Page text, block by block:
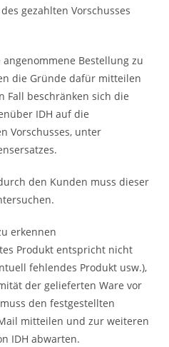
gezahlten Vorschusses
Bestellung zu
die Gründe dafür mitteilen
Fall beschränken sich die
IDH auf die
Vorschusses, unter
den Kunden muss dieser
erkennen
Produkt entspricht nicht
fehlendes Produkt usw.),
der gelieferten Ware vor
den festgestellten
mitteilen und zur weiteren
IDH abwarten.